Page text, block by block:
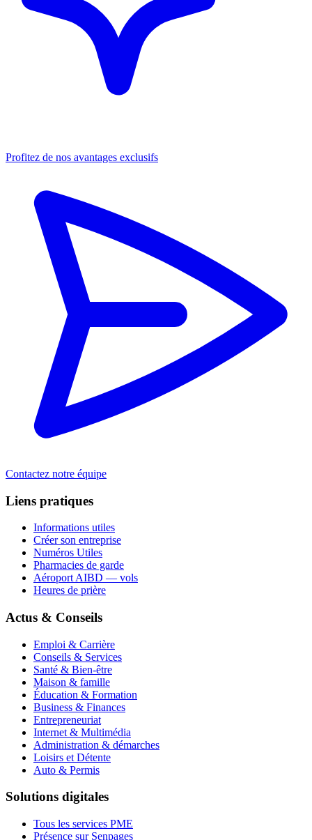
Profitez de nos avantages exclusifs
Contactez notre équipe
Liens pratiques
Informations utiles
Créer son entreprise
Numéros Utiles
Pharmacies de garde
Aéroport AIBD — vols
Heures de prière
Actus & Conseils
Emploi & Carrière
Conseils & Services
Santé & Bien-être
Maison & famille
Éducation & Formation
Business & Finances
Entrepreneuriat
Internet & Multimédia
Administration & démarches
Loisirs et Détente
Auto & Permis
Solutions digitales
Tous les services PME
Présence sur Senpages